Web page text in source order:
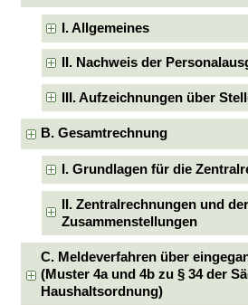
I. Allgemeines
II. Nachweis der
III. Aufzeichnungen über
B. Gesamtrechnung
I. Grundlagen für die
II. Zentralrechnungen und
Zusammenstellungen
C. Meldeverfahren über
(Muster 4a und 4b zu § 34 der
Haushaltsordnung)